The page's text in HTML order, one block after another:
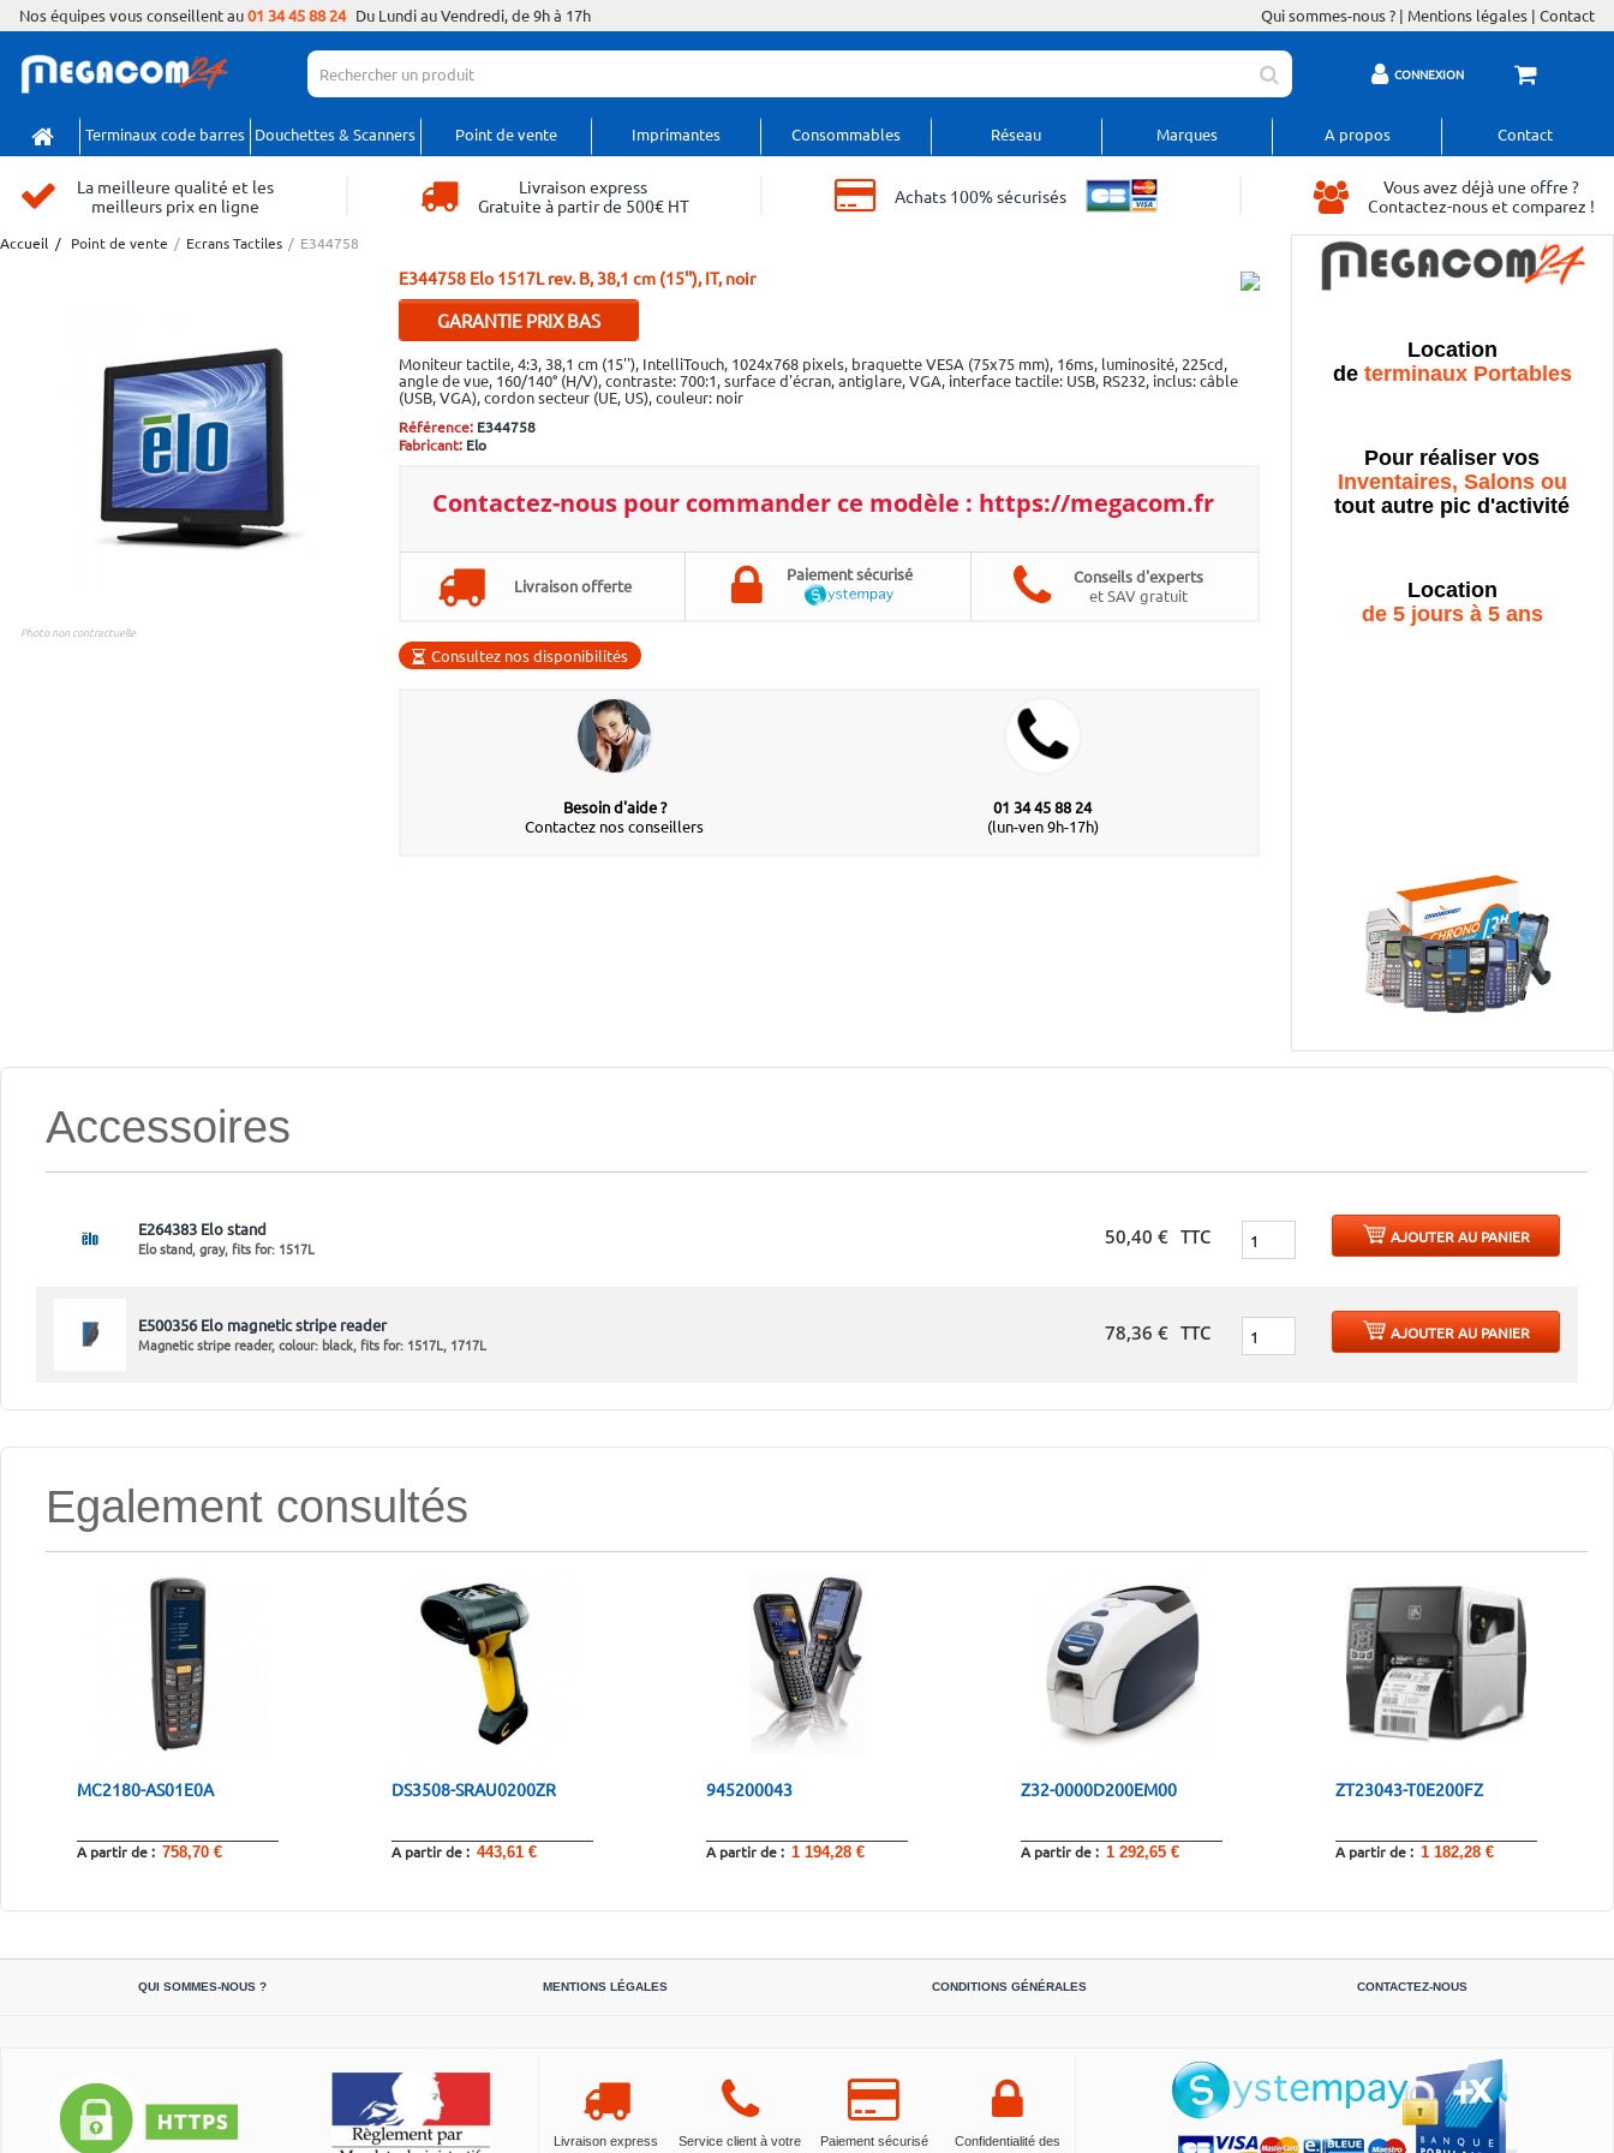
Nos équipes vous conseillent au01 34 45 88 24 Du Lundi au Vendredi, de 9h à 17h Qui sommes-nous ? | Mentions légales | Contact
CONNEXION
Terminaux code barres Douchettes & Scanners Point de vente Imprimantes Consommables Réseau Marques A propos Contact
La meilleure qualité et les
meilleurs prix en ligne
Livraison express
Gratuite à partir de 500€ HT
Achats 100% sécurisés
Vous avez déjà une offre ?
Contactez-nous et comparez !
Accueil / Point de vente / Ecrans Tactiles / E344758
Photo non contractuelle
E344758Elo 1517L rev. B, 38,1 cm (15''), IT, noir
GARANTIE PRIX BAS
trouvez moins cher ailleurs,
contactez-nous pour bénéficier
d'un ajustement.
Moniteur tactile, 4:3, 38,1 cm (15''), IntelliTouch, 1024x768 pixels, braquette VESA (75x75 mm), 16ms, luminosité, 225cd,
angle de vue, 160/140° (H/V), contraste: 700:1, surface d'écran, antiglare, VGA, interface tactile: USB, RS232, inclus: câble
(USB, VGA), cordon secteur (UE, US), couleur: noir
Référence: E344758
Fabricant: Elo
Contactez-nous pour commander ce modèle : https://megacom.fr
Livraison offerte
Paiement sécurisé
Conseils d'experts
et SAV gratuit
Consultez nos disponibilités
Besoin d'aide ?
Contactez nos conseillers
01 34 45 88 24
(lun-ven 9h-17h)
Location
determinaux Portables
Pour réaliser vos
Inventaires, Salons ou
tout autre pic d'activité
Location
de 5 jours à 5 ans
Accessoires
E264383 Elo stand
Elo stand, gray, fits for: 1517L 50,40 € TTC f AJOUTER AU PANIER
E500356 Elo magnetic stripe reader
Magnetic stripe reader, colour: black, fits for: 1517L, 1717L 78,36 € TTC f AJOUTER AU PANIER
Egalement consultés
MC2180-AS01E0A
A partir de : 758,70 €
DS3508-SRAU0200ZR
A partir de : 443,61 €
945200043
A partir de : 1 194,28 €
Z32-0000D200EM00
A partir de : 1 292,65 €
ZT23043-T0E200FZ
A partir de : 1 182,28 €
QUI SOMMES-NOUS ? MENTIONS LÉGALES CONDITIONS GÉNÉRALES CONTACTEZ-NOUS
Livraison express Service client à votre Paiement sécurisé Confidentialité des